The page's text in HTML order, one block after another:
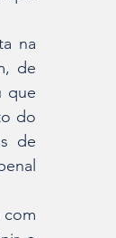
na
de
que
do
de